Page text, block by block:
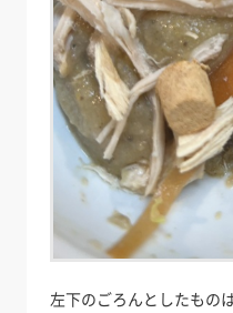
左下のごろんとしたもの